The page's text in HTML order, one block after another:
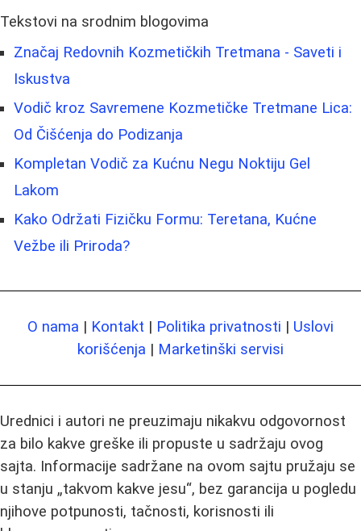
Tekstovi na srodnim blogovima
Značaj Redovnih Kozmetičkih Tretmana - Saveti i
Iskustva
Vodič kroz Savremene Kozmetičke Tretmane Lica:
Od Čišćenja do Podizanja
Kompletan Vodič za Kućnu Negu Noktiju Gel
Lakom
Kako Održati Fizičku Formu: Teretana, Kućne
Vežbe ili Priroda?
O nama | Kontakt | Politika privatnosti | Uslovi
korišćenja | Marketinški servisi
Urednici i autori ne preuzimaju nikakvu odgovornost
za bilo kakve greške ili propuste u sadržaju ovog
sajta. Informacije sadržane na ovom sajtu pružaju se
u stanju „takvom kakve jesu“, bez garancija u pogledu
njihove potpunosti, tačnosti, korisnosti ili